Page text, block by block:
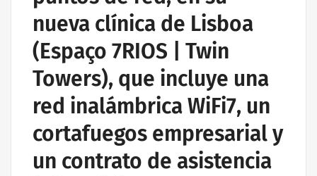
nueva clínica de Lisboa
(Espaço 7RIOS | Twin
Towers), que incluye una
red inalámbrica WiFi7, un
cortafuegos empresarial y
un contrato de asistencia